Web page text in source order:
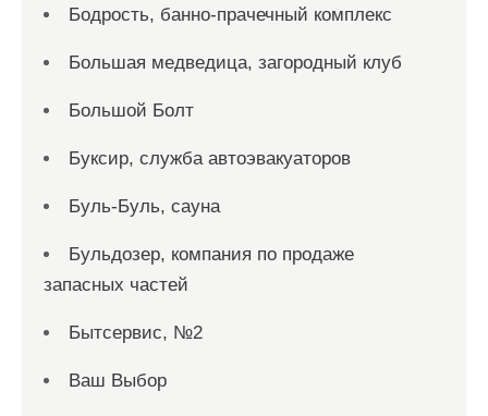
Бодрость, банно-прачечный комплекс
Большая медведица, загородный клуб
Большой Болт
Буксир, служба автоэвакуаторов
Буль-Буль, сауна
Бульдозер, компания по продаже
запасных частей
Бытсервис, №2
Ваш Выбор